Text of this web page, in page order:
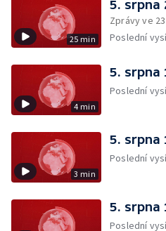
25 min
5. srpna
Zprávy ve 23
Poslední
4 min
5. srpna
Poslední
3 min
5. srpna
Poslední
5. srpna
Poslední